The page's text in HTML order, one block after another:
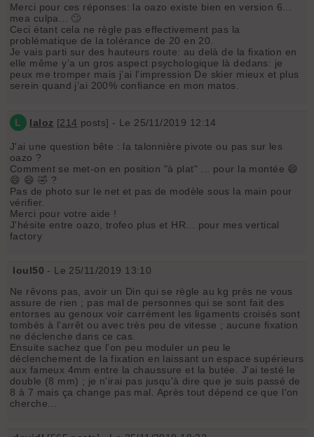
Merci pour ces réponses: la oazo existe bien en version 6...
mea culpa... 🙄
Ceci étant cela ne règle pas effectivement pas la
problématique de la tolérance de 20 en 20.
Je vais parti sur des hauteurs route: au delà de la fixation en
elle même y’a un gros aspect psychologique là dedans: je
peux me tromper mais j’ai l'impression De skier mieux et plus
serein quand j’ai 200% confiance en mon matos.
L laloz [214 posts] - Le 25/11/2019 12:14
J'ai une question bête : la talonnière pivote ou pas sur les
oazo ?
Comment se met-on en position "à plat" ... pour la montée 😄
😄 😄 🤣 ?
Pas de photo sur le net et pas de modèle sous la main pour
vérifier.
Merci pour votre aide !
J'hésite entre oazo, trofeo plus et HR... pour mes vertical
factory
loul50 - Le 25/11/2019 13:10
Ne rêvons pas, avoir un Din qui se règle au kg près ne vous
assure de rien ; pas mal de personnes qui se sont fait des
entorses au genoux voir carrément les ligaments croisés sont
tombés à l'arrêt ou avec très peu de vitesse ; aucune fixation
ne déclenche dans ce cas.
Ensuite sachez que l'on peu moduler un peu le
déclenchement de la fixation en laissant un espace supérieurs
aux fameux 4mm entre la chaussure et la butée. J'ai testé le
double (8 mm) ; je n'irai pas jusqu'à dire que je suis passé de
8 à 7 mais ça change pas mal. Après tout dépend ce que l'on
cherche...